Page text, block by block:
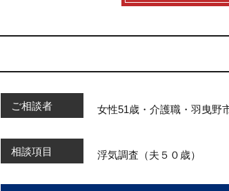
ご相談者 女性51歳・介護職・羽曳野
相談項目 浮気調査（夫５０歳）